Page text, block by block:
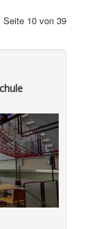
Seite 10 von 39